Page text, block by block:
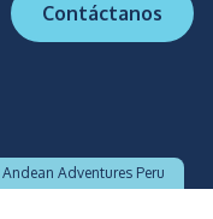
Contáctanos
Adventures Peru